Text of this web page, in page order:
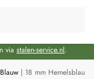
van circa 3 weken
via stalen-service.nl.
| 18 mm